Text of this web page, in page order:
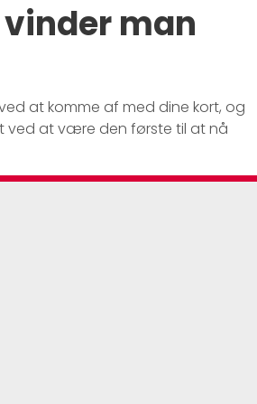
man
at komme af med dine kort, og
ved at være den første til at nå